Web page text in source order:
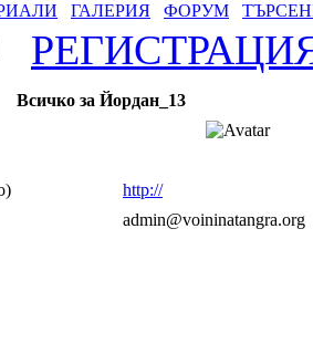
ГАЛЕРИЯ ФОРУМ
Всичко за Йордан_13
http://
admin@voininatangra.org